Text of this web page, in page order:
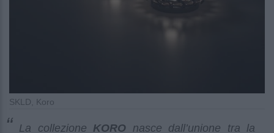
SKLD, Koro
La collezione KORO nasce dall’unione tra la